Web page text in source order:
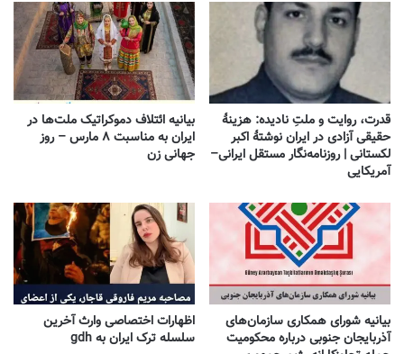
قدرت، روایت و ملتِ نادیده: هزینهٔ
حقیقی آزادی در ایران نوشتهٔ اکبر
لکستانی | روزنامه‌نگار مستقل ایرانی–
آمریکایی
بیانیه ائتلاف دموکراتیک ملت‌ها در
ایران به مناسبت ۸ مارس – روز
جهانی زن
بیانیه شورای همکاری سازمان‌های
آذربایجان جنوبی درباره محکومیت
اظهارات اختصاصی وارث آخرین
سلسله ترک ایران به gdh